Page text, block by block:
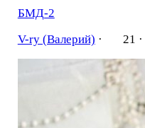
БМД-2
V-ry (Валерий) · 21 ·